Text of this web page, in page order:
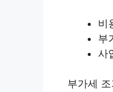
비
부
사
부가세